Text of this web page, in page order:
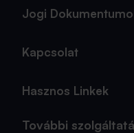
Jogi
Kapcsolat
Hasznos Linkek
További